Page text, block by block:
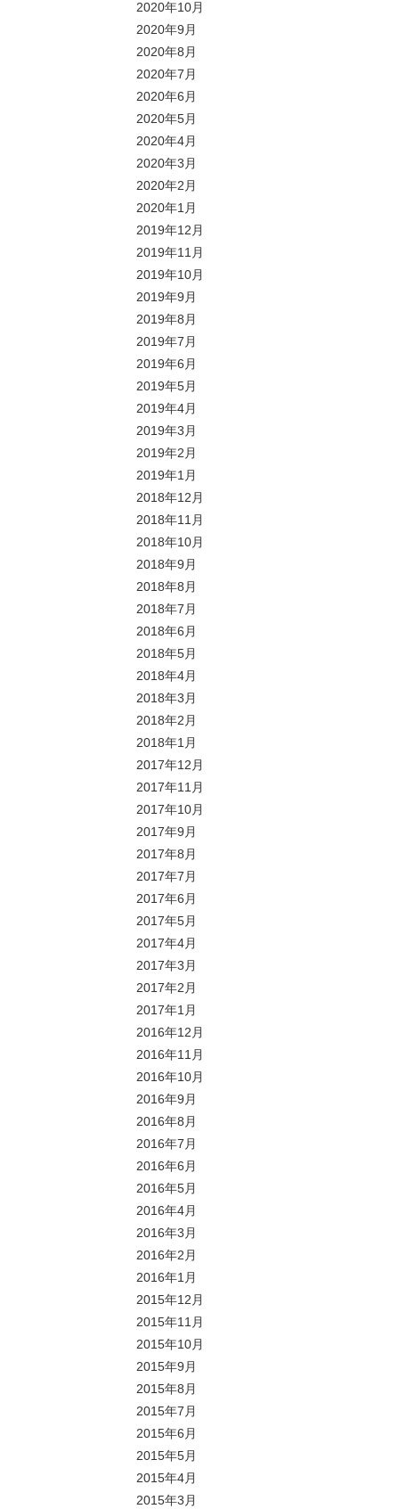
2020年10月
2020年9月
2020年8月
2020年7月
2020年6月
2020年5月
2020年4月
2020年3月
2020年2月
2020年1月
2019年12月
2019年11月
2019年10月
2019年9月
2019年8月
2019年7月
2019年6月
2019年5月
2019年4月
2019年3月
2019年2月
2019年1月
2018年12月
2018年11月
2018年10月
2018年9月
2018年8月
2018年7月
2018年6月
2018年5月
2018年4月
2018年3月
2018年2月
2018年1月
2017年12月
2017年11月
2017年10月
2017年9月
2017年8月
2017年7月
2017年6月
2017年5月
2017年4月
2017年3月
2017年2月
2017年1月
2016年12月
2016年11月
2016年10月
2016年9月
2016年8月
2016年7月
2016年6月
2016年5月
2016年4月
2016年3月
2016年2月
2016年1月
2015年12月
2015年11月
2015年10月
2015年9月
2015年8月
2015年7月
2015年6月
2015年5月
2015年4月
2015年3月